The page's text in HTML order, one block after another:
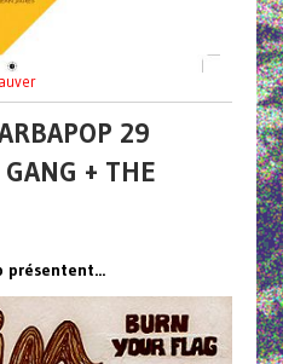
29
+ THE
présentent...